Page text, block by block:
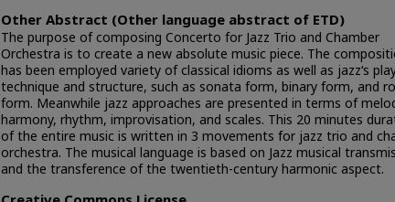
Other Abstract (Other language abstract of ETD)
The purpose of composing Concerto for Jazz Trio and Chamber
Orchestra is to create a new absolute music piece. The
has been employed variety of classical idioms as well as jazz‘s
technique and structure, such as sonata form, binary form, and
form. Meanwhile jazz approaches are presented in terms of
harmony, rhythm, improvisation, and scales. This 20 minutes
of the entire music is written in 3 movements for jazz trio and
orchestra. The musical language is based on Jazz musical
and the transference of the twentieth-century harmonic aspect.